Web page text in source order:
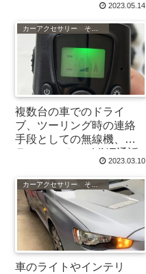
2023.05.14
複数台の車でのドライ
ブ、ツーリング時の連絡
手段としての無線機、ト
ランシーバー、LINE通話
などについての所感2023.03.10
車のライトやインテリ